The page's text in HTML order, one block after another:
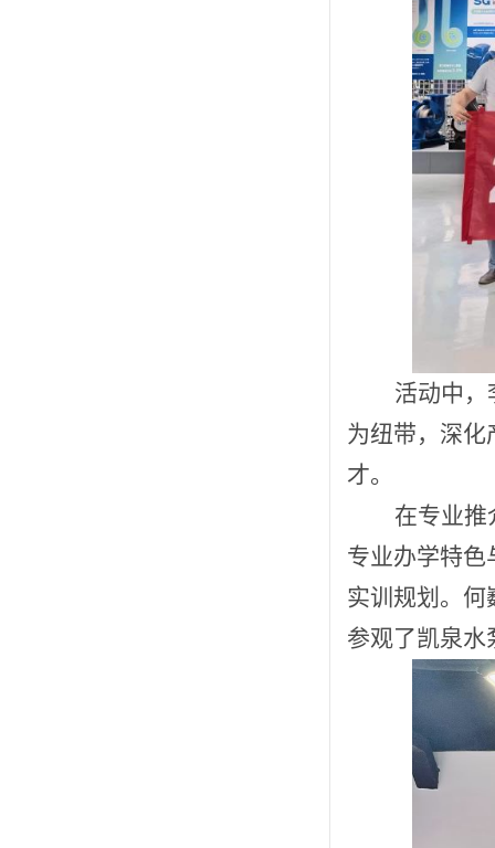
活动中
为纽带，深化
才。
在专业推
专业办学特色
实训规划。何
参观了凯泉水